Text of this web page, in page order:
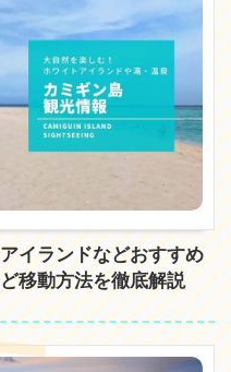
イランドなどおすすめ
移動方法を徹底解説